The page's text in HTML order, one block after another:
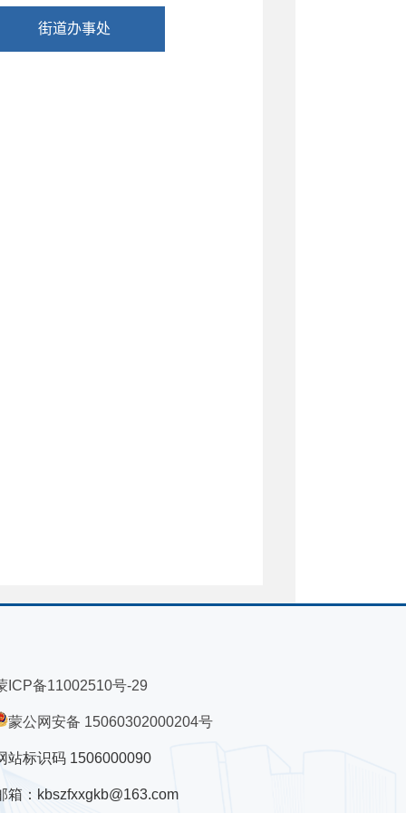
街道办事处